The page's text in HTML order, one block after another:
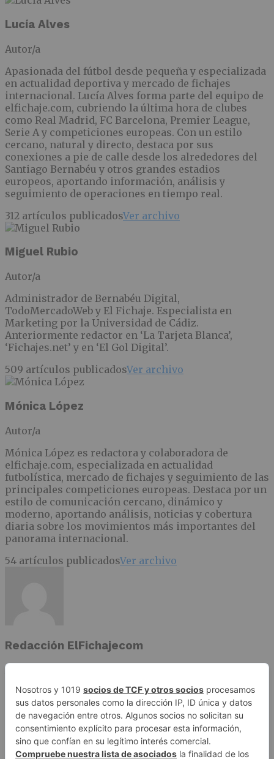
Lucía Alves
Autor/a
Apasionada del fútbol desde pequeña y especializada
en actualidad deportiva y mercado de fichajes
internacional. Lucía Alves forma parte del equipo de
elfichaje.com, cubriendo la última hora de clubes
como Real Madrid, FC Barcelona, Premier League,
Serie A y competiciones europeas. Con un estilo
cercano, natural y directo, destaca por sus
conexiones a pie de calle desde los alrededores del
Santiago Bernabéu y otros grandes estadios
europeos, aportando información, análisis y
seguimiento de operaciones en tiempo real.
312 artículos publicadosVer archivo
Miguel Rubio
Autor/a
Administrador de Bernabéu Digital,
TodoMercadoWeb y El Fichaje. Especialista en
Marketing por la Universidad de Cádiz.
Anteriormente redactor en ‘La Tarjeta Blanca’,
‘Fichajes.net’ y en ‘El Gol Digital’.
509 artículos publicadosVer archivo
Mónica López
Autor/a
Mónica López es redactora y colaboradora de
elfichaje.com, especializada en actualidad
futbolística, mercado de fichajes y seguimiento de las
principales competiciones europeas. Destaca por un
estilo de comunicación cercano, dinámico y
moderno, aportando análisis, noticias y cobertura
diaria sobre los movimientos más importantes del
panorama internacional.
54 artículos publicadosVer archivo
Redacción ElFichajecom
Autor/a
Publicidad
Aviso legal
Política de privacidad